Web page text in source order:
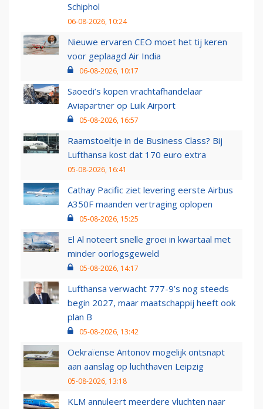
Schiphol
06-08-2026, 10:24
Nieuwe ervaren CEO moet het tij keren
voor geplaagd Air India
06-08-2026, 10:17
Saoedi’s kopen vrachtafhandelaar
Aviapartner op Luik Airport
05-08-2026, 16:57
Raamstoeltje in de Business Class? Bij
Lufthansa kost dat 170 euro extra
05-08-2026, 16:41
Cathay Pacific ziet levering eerste Airbus
A350F maanden vertraging oplopen
05-08-2026, 15:25
El Al noteert snelle groei in kwartaal met
minder oorlogsgeweld
05-08-2026, 14:17
Lufthansa verwacht 777-9’s nog steeds
begin 2027, maar maatschappij heeft ook
plan B
05-08-2026, 13:42
Oekraïense Antonov mogelijk ontsnapt
aan aanslag op luchthaven Leipzig
05-08-2026, 13:18
KLM annuleert meerdere vluchten naar